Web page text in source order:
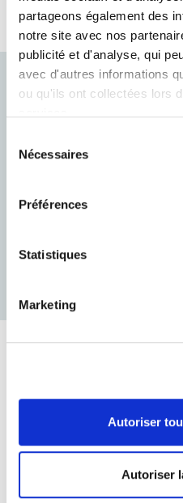
partageons également des
notre site avec nos
publicité et d'analyse, qui
avec d'autres informations
ou qu'ils ont collectées lors
Nécessaires
Préférences
Statistiques
Marketing
Autoriser
Autoriser
le biais d'une action
La Fondation P&V
recherche/action portant
moins qualifiés,
chômage qui frappe
Mon univers en
les projets et les visions
à 26 ans. Leurs
mon univers en 2030 ?,